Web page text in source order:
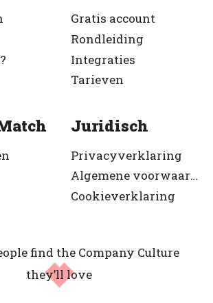
Gratis account
Rondleiding
Integraties
Tarieven
Juridisch
Privacyverklaring
Algemene voorwaarden
Cookieverklaring
find the Company Culture
they’ll love